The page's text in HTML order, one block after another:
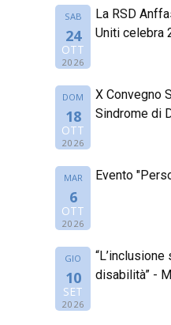
SAB
24
OTT
2026
La RSD
Uniti celebra
DOM
18
OTT
2026
X Convegno
Sindrome di
MAR
6
OTT
2026
Evento
GIO
10
SET
2026
disabilità” -